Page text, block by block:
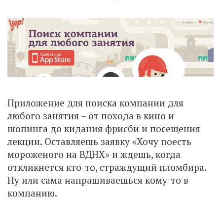
Приложение для поиска компании для
любого занятия – от похода в кино и
шопинга до кидания фрисби и посещения
лекции. Оставляешь заявку «Хочу поесть
мороженого на ВДНХ» и ждешь, когда
откликнется кто-то, страждущий пломбира.
Ну или сама напрашиваешься кому-то в
компанию.